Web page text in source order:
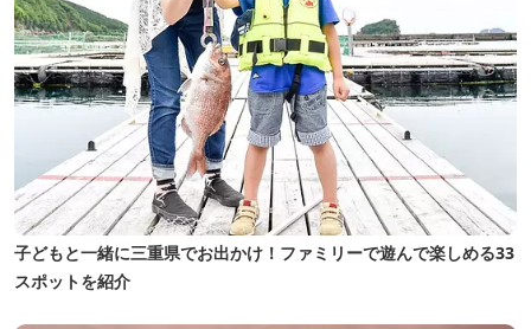
子どもと一緒に三重県でお出かけ！ファミリーで遊んで楽しめる33
スポットを紹介